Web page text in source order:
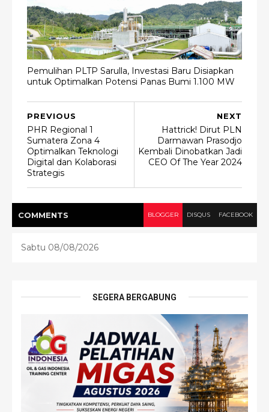
Pemulihan PLTP Sarulla, Investasi Baru Disiapkan
untuk Optimalkan Potensi Panas Bumi 1.100 MW
NEXT
Hattrick! Dirut PLN
Darmawan Prasodjo
Kembali Dinobatkan Jadi
CEO Of The Year 2024
PREVIOUS
PHR Regional 1
Sumatera Zona 4
Optimalkan Teknologi
Digital dan Kolaborasi
Strategis
COMMENTS BLOGGER DISQUS FACEBOOK
Sabtu 08/08/2026
SEGERA BERGABUNG